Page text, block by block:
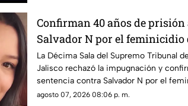
Confirman 40 años de prisión
Salvador N por el feminicidio
Urteaga
La Décima Sala del Supremo Tribunal
Jalisco rechazó la impugnación y
sentencia contra Salvador N por el
Isis, ocurrido en 2020.
agosto 07, 2026 08:06 p. m.